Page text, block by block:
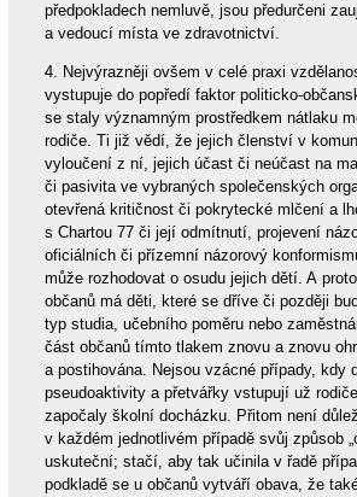
předpokladech nemluvě, jsou předurčeni
a vedoucí místa ve zdravotnictví.
4. Nejvýrazněji ovšem v celé praxi
vystupuje do popředí faktor politicko-
se staly významným prostředkem nátlaku
rodiče. Ti již vědí, že jejich členství v
vyloučení z ní, jejich účast či neúčast na
či pasivita ve vybraných společenských
otevřená kritičnost či pokrytecké mlčení a
s Chartou 77 či její odmítnutí, projevení
oficiálních či přízemní názorový
může rozhodovat o osudu jejich dětí. A
občanů má děti, které se dříve či později
typ studia, učebního poměru nebo
část občanů tímto tlakem znovu a znovu
a postihována. Nejsou vzácné případy, kdy
pseudoaktivity a přetvářky vstupují už
započaly školní docházku. Přitom není
v každém jednotlivém případě svůj způsob
uskuteční; stačí, aby tak učinila v řadě
podkladě se u občanů vytváří obava, že